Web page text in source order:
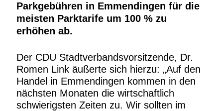
Parkgebühren in Emmendingen für die
meisten Parktarife um 100 % zu
erhöhen ab.
Der CDU Stadtverbandsvorsitzende, Dr.
Romen Link äußerte sich hierzu: „Auf den
Handel in Emmendingen kommen in den
nächsten Monaten die wirtschaftlich
schwierigsten Zeiten zu. Wir sollten im